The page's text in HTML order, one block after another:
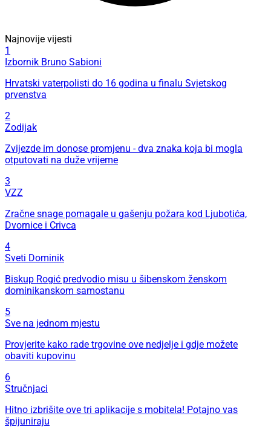
Najnovije vijesti
1
Izbornik Bruno Sabioni
Hrvatski vaterpolisti do 16 godina u finalu Svjetskog
prvenstva
2
Zodijak
Zvijezde im donose promjenu - dva znaka koja bi mogla
otputovati na duže vrijeme
3
VZZ
Zračne snage pomagale u gašenju požara kod Ljubotića,
Dvornice i Crivca
4
Sveti Dominik
Biskup Rogić predvodio misu u šibenskom ženskom
dominikanskom samostanu
5
Sve na jednom mjestu
Provjerite kako rade trgovine ove nedjelje i gdje možete
obaviti kupovinu
6
Stručnjaci
Hitno izbrišite ove tri aplikacije s mobitela! Potajno vas
špijuniraju